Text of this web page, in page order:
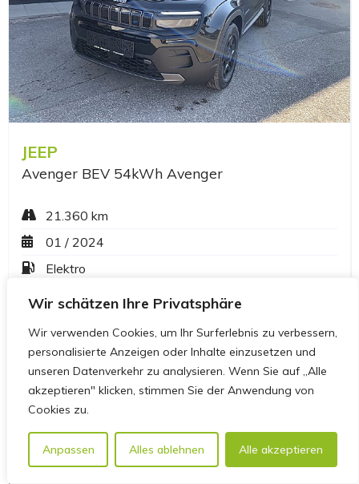
Wir schätzen Ihre Privatsphäre
Wir verwenden Cookies, um Ihr Surferlebnis zu verbessern,
personalisierte Anzeigen oder Inhalte einzusetzen und
unseren Datenverkehr zu analysieren. Wenn Sie auf „Alle
akzeptieren" klicken, stimmen Sie der Anwendung von
Cookies zu.
Anpassen Alles ablehnen Alle akzeptieren